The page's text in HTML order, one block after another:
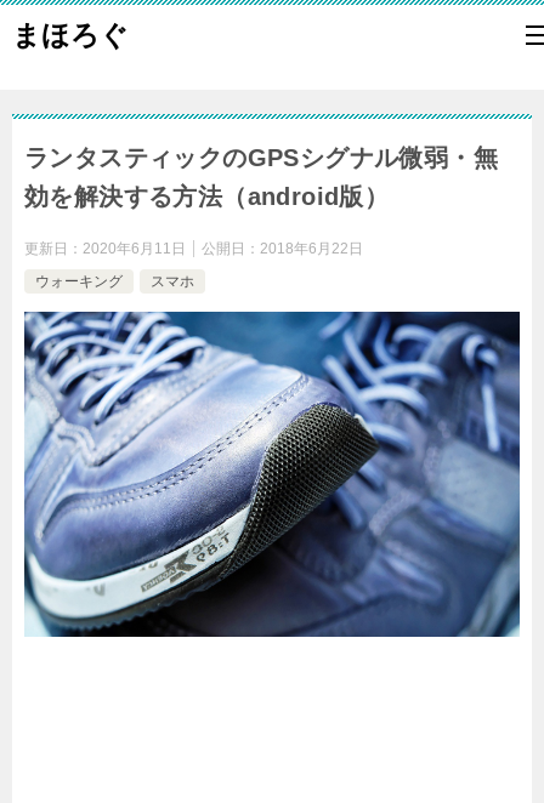
まほろぐ
ランタスティックのGPSシグナル微弱・無
効を解決する方法（android版）
更新日： 2020年6月11日 公開日： 2018年6月22日
ウォーキング
スマホ